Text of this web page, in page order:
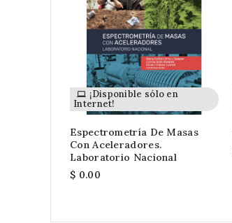
Espectrometría De Masas
Con Aceleradores.
Laboratorio Nacional
$ 0.00
¡Disponible sólo en
Internet!